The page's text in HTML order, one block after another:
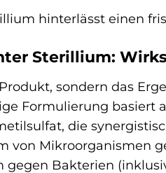
hinterlässt einen
Sterillium:
sondern das
Formulierung basiert
die
von Mikroorganismen
Bakterien